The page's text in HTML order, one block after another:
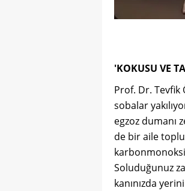
'KOKUSU VE
Prof. Dr. Tevfik
sobalar
egzoz dumanı
de bir aile
Soluduğunuz
kanınızda